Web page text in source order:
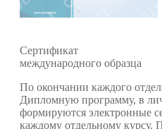
Cертификат
международного образца
По окончании каждого
Дипломную программу, в
формируются электронные
каждому отдельному курсу.